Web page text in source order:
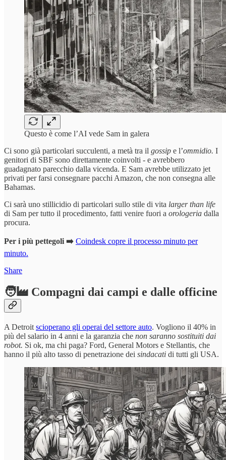
Questo è come l’AI vede Sam in galera
Ci sono già particolari succulenti, a metà tra il gossip e l’ommidio. I
genitori di SBF sono direttamente coinvolti - e avrebbero
guadagnato parecchio dalla vicenda. E Sam avrebbe utilizzato jet
privati per farsi consegnare pacchi Amazon, che non consegna alle
Bahamas.
Ci sarà uno stillicidio di particolari sullo stile di vita larger than life
di Sam per tutto il procedimento, fatti venire fuori a orologeria dalla
procura.
Per i più pettegoli ➡️ Coindesk copre il processo minuto per
minuto.
Share
🧑‍🏭 Compagni dai campi e dalle officine
A Detroit scioperano gli operai del settore auto. Vogliono il 40% in
più del salario in 4 anni e la garanzia che non saranno sostituiti dai
robot. Si ok, ma chi paga? Ford, General Motors e Stellantis, che
hanno il più alto tasso di penetrazione dei sindacati di tutti gli USA.